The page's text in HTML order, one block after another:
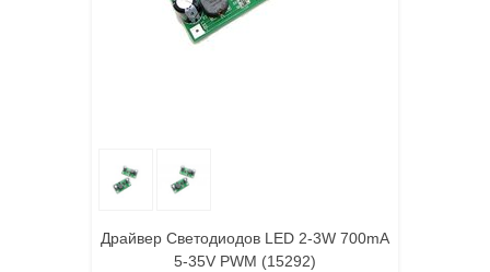
Драйвер Светодиодов LED 2-3W 700mA
5-35V PWM (15292)